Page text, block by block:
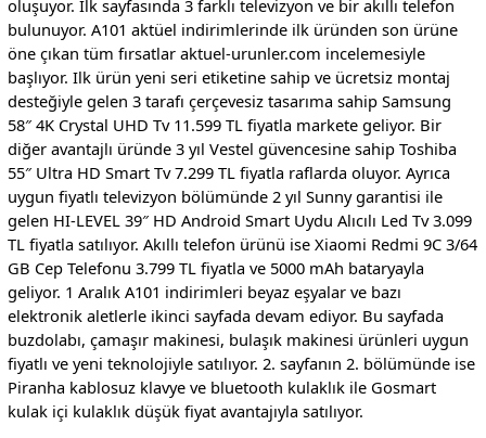
oluşuyor. İlk sayfasında 3 farklı televizyon ve bir akıllı telefon
bulunuyor. A101 aktüel indirimlerinde ilk üründen son ürüne
öne çıkan tüm fırsatlar aktuel-urunler.com incelemesiyle
başlıyor. Ilk ürün yeni seri etiketine sahip ve ücretsiz montaj
desteğiyle gelen 3 tarafı çerçevesiz tasarıma sahip Samsung
58″ 4K Crystal UHD Tv 11.599 TL fiyatla markete geliyor. Bir
diğer avantajlı üründe 3 yıl Vestel güvencesine sahip Toshiba
55″ Ultra HD Smart Tv 7.299 TL fiyatla raflarda oluyor. Ayrıca
uygun fiyatlı televizyon bölümünde 2 yıl Sunny garantisi ile
gelen HI-LEVEL 39″ HD Android Smart Uydu Alıcılı Led Tv 3.099
TL fiyatla satılıyor. Akıllı telefon ürünü ise Xiaomi Redmi 9C 3/64
GB Cep Telefonu 3.799 TL fiyatla ve 5000 mAh bataryayla
geliyor. 1 Aralık A101 indirimleri beyaz eşyalar ve bazı
elektronik aletlerle ikinci sayfada devam ediyor. Bu sayfada
buzdolabı, çamaşır makinesi, bulaşık makinesi ürünleri uygun
fiyatlı ve yeni teknolojiyle satılıyor. 2. sayfanın 2. bölümünde ise
Piranha kablosuz klavye ve bluetooth kulaklık ile Gosmart
kulak içi kulaklık düşük fiyat avantajıyla satılıyor.